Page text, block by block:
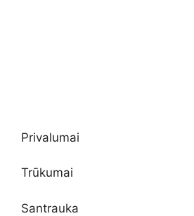
Privalumai
Trūkumai
Santrauka